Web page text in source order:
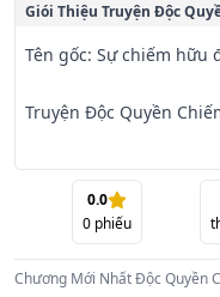
Giói Thiệu Truyện Độc
Tên gốc: Sự chiếm hữu
Truyện Độc Quyền
rất mạnh mẽ bởi
ngòi bút nổi tiếng từ
Câu chuyện xoay
gái đó có tên là Hoa
0.0
0phiếu
Chương Mới NhấtĐộc Quyền